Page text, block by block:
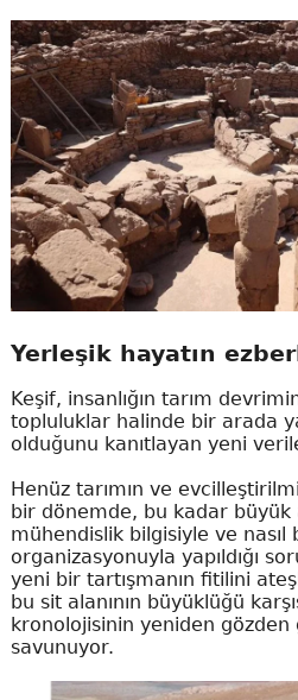
Yerleşik hayatın
Keşif, insanlığın tarım
topluluklar halinde bir arada
olduğunu kanıtlayan yeni
Henüz tarımın ve
bir dönemde, bu kadar büyük
mühendislik bilgisiyle ve nasıl
organizasyonuyla yapıldığı
yeni bir tartışmanın fitilini
bu sit alanının büyüklüğü
kronolojisinin yeniden
savunuyor.